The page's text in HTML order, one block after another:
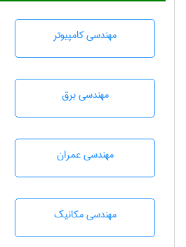
مهندسی كامپيوتر
مهندسی برق
مهندسی عمران
مهندسی مکانیک